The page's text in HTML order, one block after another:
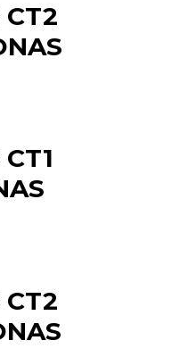
CT2
CT2